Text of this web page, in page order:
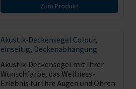
Zum Produkt
Akustik-Deckensegel Colour,
einseitig, Deckenabhängung
Akustik-Deckensegel mit Ihrer
Wunschfarbe, das Wellness-
Erlebnis für Ihre Augen und Ohren